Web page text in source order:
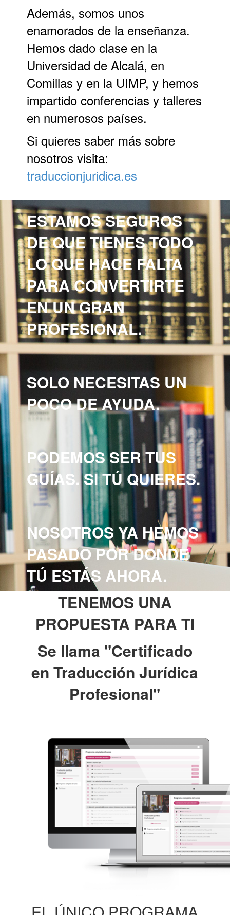
Además, somos unos
enamorados de la enseñanza.
Hemos dado clase en la
Universidad de Alcalá, en
Comillas y en la UIMP, y hemos
impartido conferencias y talleres
en numerosos países.
Si quieres saber más sobre
nosotros visita:
traduccionjuridica.es
ESTAMOS SEGUROS
DE QUE TIENES TODO
LO QUE HACE FALTA
PARA CONVERTIRTE
EN UN GRAN
PROFESIONAL.
SOLO NECESITAS UN
POCO DE AYUDA.
PODEMOS SER TUS
GUÍAS. SI TÚ QUIERES.
NOSOTROS YA HEMOS
PASADO POR DONDE
TÚ ESTÁS AHORA.
TENEMOS UNA
PROPUESTA PARA TI
Se llama "Certificado
en Traducción Jurídica
Profesional"